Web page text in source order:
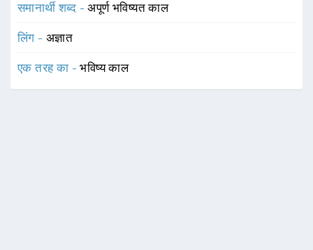
समानार्थी शब्द -अपूर्ण भविष्यत काल
लिंग - अज्ञात
एक तरह का -भविष्य काल